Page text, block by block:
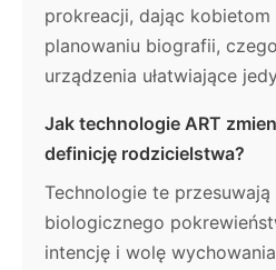
prokreacji, dając
planowaniu biografii,
urządzenia ułatwiające
Jak technologie ART
definicję rodzicielstwa?
Technologie te
biologicznego
intencję i wolę